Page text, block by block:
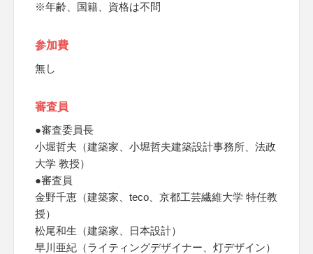
※年齢、国籍、資格は不問
参加費
無し
審査員
●審査委員長
小堀哲夫（建築家、小堀哲夫建築設計事務所、法政
大学 教授）
●審査員
金野千恵（建築家、teco、京都工芸繊維大学 特任教
授）
松尾和生（建築家、日本設計）
早川亜紀（ライティングデザイナー、灯デザイン）